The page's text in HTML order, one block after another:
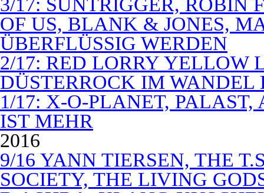
3/17: SUNTRIGGER, ROBIN
OF US, BLANK & JONES,
ÜBERFLÜSSIG WERDEN
2/17: RED LORRY YELLOW
DÜSTERROCK IM WANDEL
1/17: X-O-PLANET,
IST MEHR
2016
9/16 YANN TIERSEN, THE
SOCIETY, THE LIVING